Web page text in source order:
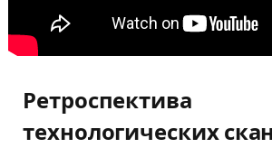
Ретроспектива
технологических